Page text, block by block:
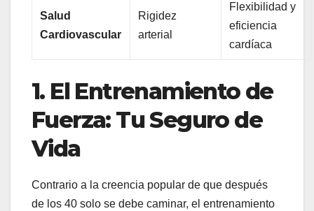
Salud
Cardiovascular
Rigidez
arterial
Flexibilidad y
eficiencia
cardíaca
1. El Entrenamiento de
Fuerza: Tu Seguro de
Vida
Contrario a la creencia popular de que después
de los 40 solo se debe caminar, el entrenamiento